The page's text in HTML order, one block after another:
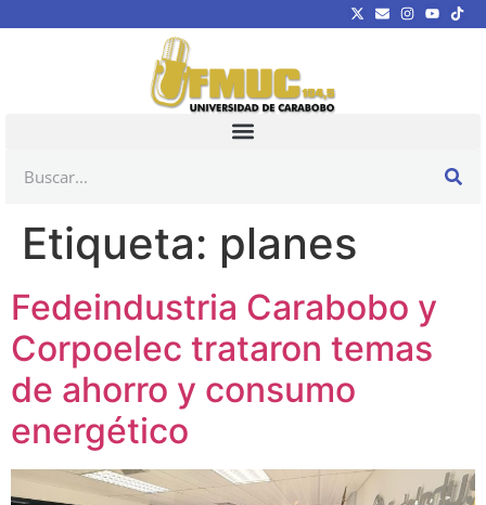
Etiqueta: planes
Fedeindustria Carabobo y
Corpoelec trataron temas
de ahorro y consumo
energético